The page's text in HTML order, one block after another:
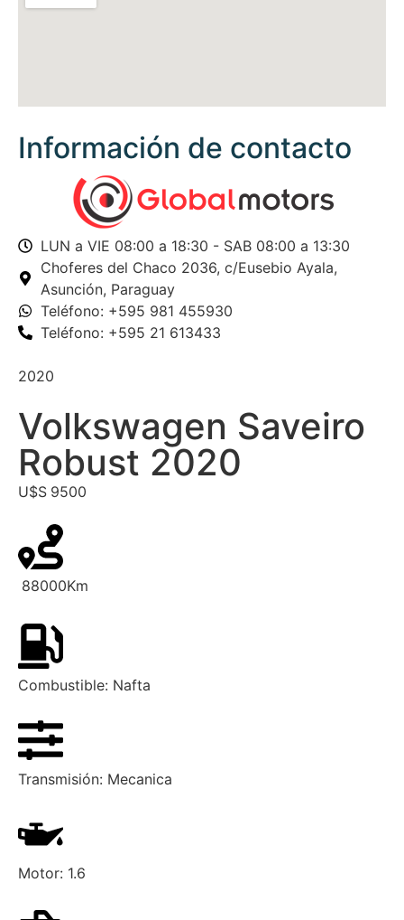
Información de contacto
LUN a VIE 08:00 a 18:30 - SAB 08:00 a 13:30
Choferes del Chaco 2036, c/Eusebio Ayala,
Asunción, Paraguay
Teléfono: +595 981 455930
Teléfono: +595 21 613433
2020
Volkswagen Saveiro
Robust 2020
U$S 9500
88000Km
Combustible: Nafta
Transmisión: Mecanica
Motor: 1.6